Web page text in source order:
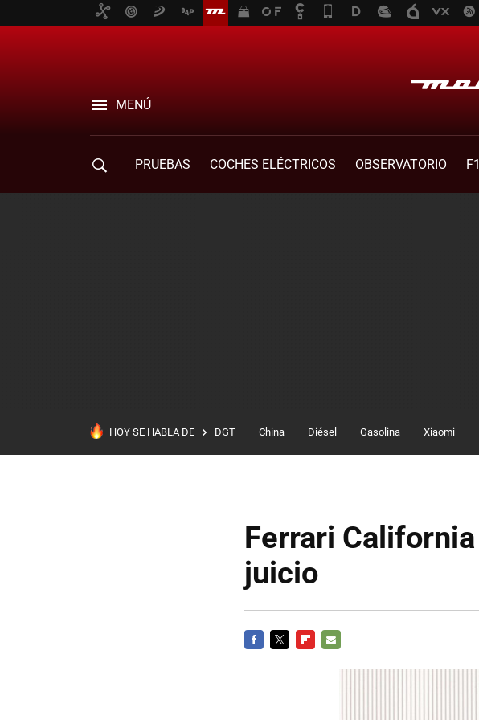
MENÚ
PRUEBAS COCHES ELÉCTRICOS OBSERVATORIO F1
HOY SE HABLA DE DGT China Diésel Gasolina Xiaomi
Ferrari
juicio